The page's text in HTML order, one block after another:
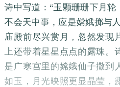
诗中写道：“玉颗珊珊下月
不会天中事，应是嫦娥掷与
庙殿前尽兴赏月，忽然发现
上还带着星星点点的露珠。
是广寒宫里的嫦娥仙子撒到
如玉，月光映照更显晶莹，